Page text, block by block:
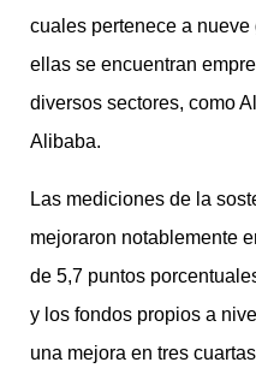
cuales pertenece a
ellas se encuentran
diversos sectores, como
Alibaba.
Las mediciones de la
mejoraron notablemente
de 5,7 puntos
y los fondos propios a
una mejora en tres